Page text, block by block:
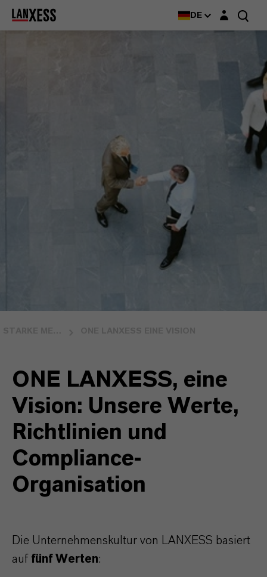
DE Login-Maske
ONE LANXESS, eine
Vision: Unsere Werte,
Richtlinien und
Compliance-
Organisation
Die Unternehmenskultur von LANXESS basiert
auf fünf Werten: